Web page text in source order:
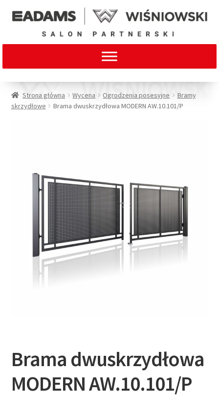
Strona główna Wycena Ogrodzenia posesyjne
Bramy
skrzydłowe
Brama dwuskrzydłowa MODERN AW.10.101/P
Brama dwuskrzydłowa
MODERN AW.10.101/P